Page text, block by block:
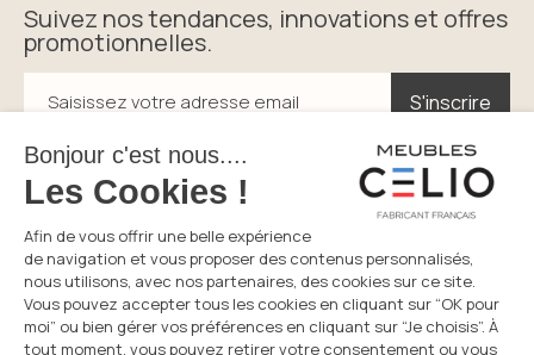
Suivez nos tendances, innovations et offres
promotionnelles.
Saisissez votre adresse email S'inscrire
S'inscrire
En cliquant sur s’inscrire vous acceptez la politique de
confidentialité.